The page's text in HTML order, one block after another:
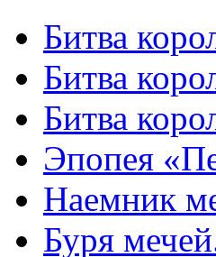
Битва
Битва
Битва
Эпопея
Наемник
Буря